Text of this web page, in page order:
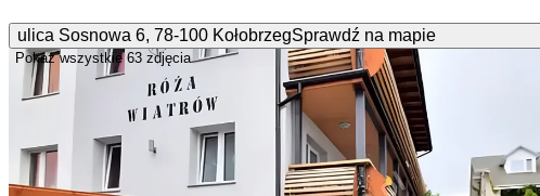
ulica Sosnowa 6, 78-100 KołobrzegSprawdź na mapie
Pokaż wszystkie 63 zdjęcia